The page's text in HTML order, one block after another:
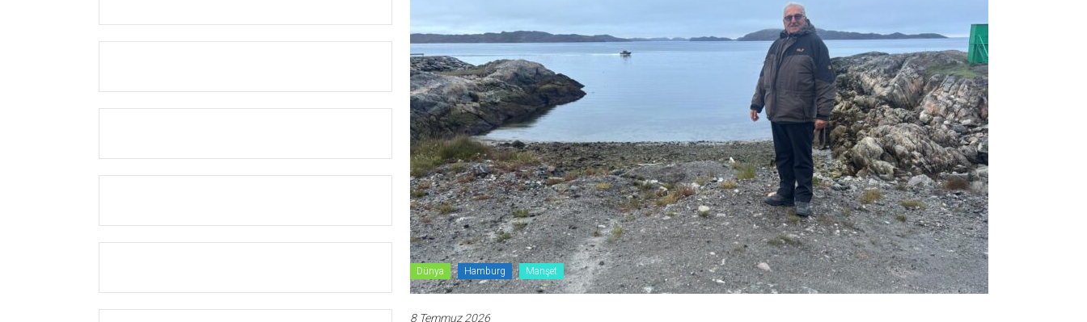
Dünya Hamburg Manşet
8 Temmuz 2026